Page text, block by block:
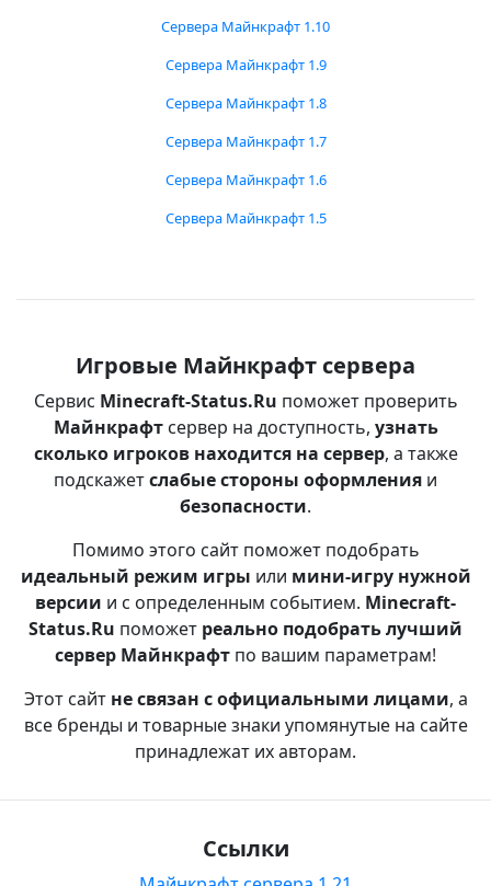
Сервера Майнкрафт 1.10
Сервера Майнкрафт 1.9
Сервера Майнкрафт 1.8
Сервера Майнкрафт 1.7
Сервера Майнкрафт 1.6
Сервера Майнкрафт 1.5
Игровые Майнкрафт сервера
Сервис Minecraft-Status.Ru поможет проверить
Майнкрафтсервер на доступность, узнать
сколько игроков находится на сервер, а также
подскажетслабые стороны оформления и
безопасности.
Помимо этого сайт поможет подобрать
идеальный режим игры или мини-игру нужной
версии и с определенным событием. Minecraft-
Status.Ru поможет реально подобрать лучший
сервер Майнкрафт по вашим параметрам!
Этот сайт не связан с официальными лицами, а
все бренды и товарные знаки упомянутые на сайте
принадлежат их авторам.
Ссылки